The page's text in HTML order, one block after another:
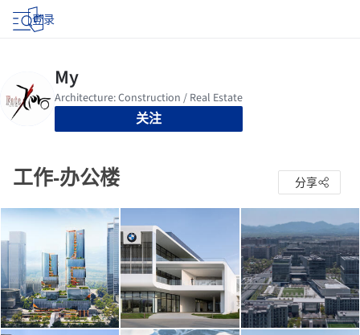
登录
关注
工作-办公楼 分享